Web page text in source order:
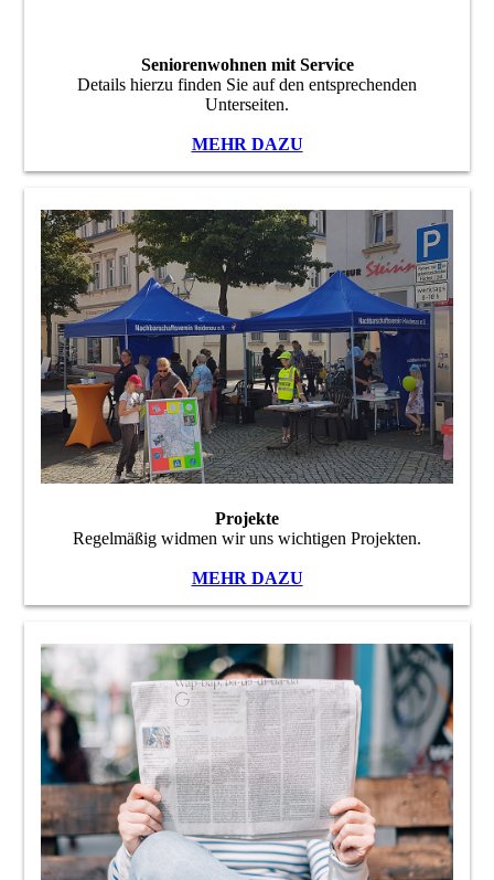
Seniorenwohnen mit Service
Details hierzu finden Sie auf den entsprechenden
Unterseiten.
MEHR DAZU
Projekte
Regelmäßig widmen wir uns wichtigen Projekten.
MEHR DAZU